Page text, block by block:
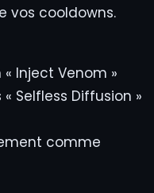
vos cooldowns.
Inject Venom »
Selfless Diffusion »
comme